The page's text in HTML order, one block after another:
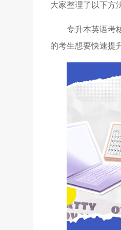
大家整理了以下方
专升本英语考
的考生想要快速提